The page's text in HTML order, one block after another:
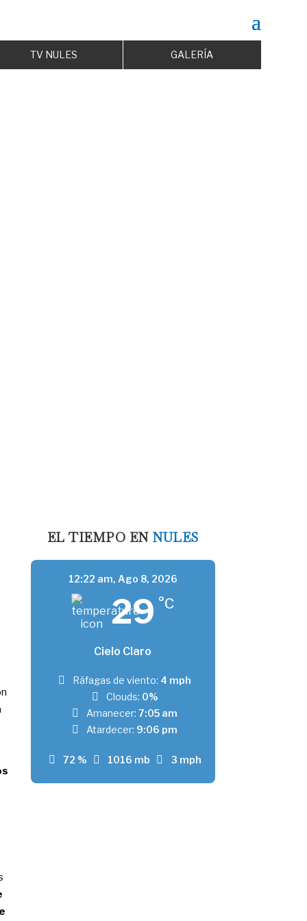
TV NULES GALERÍA
EL TIEMPO EN NULES
12:22 am, Ago 8, 2026
29 °C
Cielo Claro
72 % 1016 mb 3 mph
Ráfagas de viento: 4 mph
Clouds: 0%
Amanecer: 7:05 am
Atardecer: 9:06 pm